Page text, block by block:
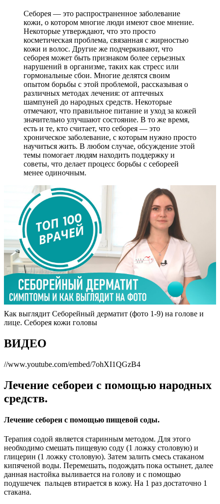
Себорея — это распространенное заболевание
кожи, о котором многие люди имеют свое мнение.
Некоторые утверждают, что это просто
косметическая проблема, связанная с жирностью
кожи и волос. Другие же подчеркивают, что
себорея может быть признаком более серьезных
нарушений в организме, таких как стресс или
гормональные сбои. Многие делятся своим
опытом борьбы с этой проблемой, рассказывая о
различных методах лечения: от аптечных
шампуней до народных средств. Некоторые
отмечают, что правильное питание и уход за кожей
значительно улучшают состояние. В то же время,
есть и те, кто считает, что себорея — это
хроническое заболевание, с которым нужно просто
научиться жить. В любом случае, обсуждение этой
темы помогает людям находить поддержку и
советы, что делает процесс борьбы с себореей
менее одиночным.
Как выглядит Себорейный дерматит (фото 1-9) на голове и
лице. Себорея кожи головы
ВИДЕО
//www.youtube.com/embed/7ohXI1QGzB4
Лечение себореи с помощью народных
средств.
Лечение себореи с помощью пищевой соды.
Терапия содой является старинным методом. Для этого
необходимо смешать пищевую соду (1 ложку столовую) и
глицерин (1 ложку столовую). Затем залить смесь стаканом
кипяченой воды. Перемешать, подождать пока остынет, далее
данная настойка выливается на голову и с помощью
подушечек пальцев втирается в кожу. На 1 раз достаточно 1
стакана.